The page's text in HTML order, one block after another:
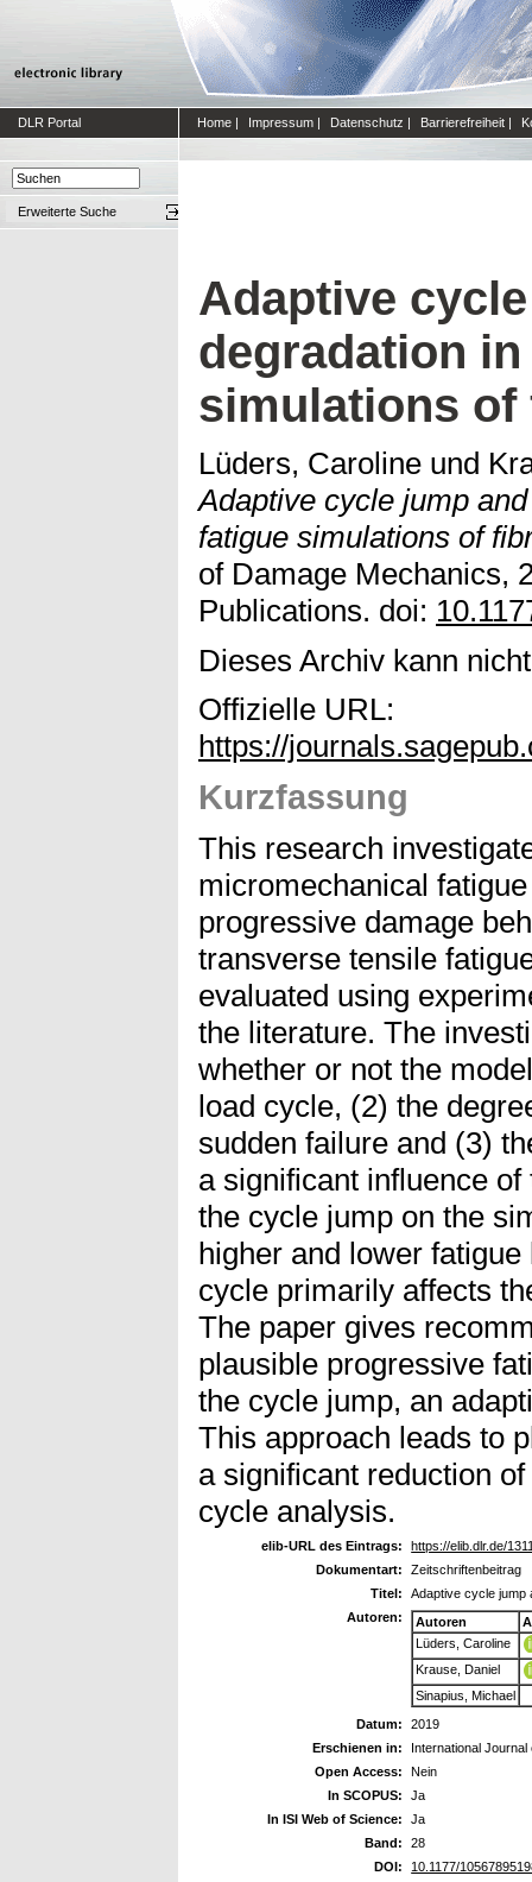
DLR Portal Home | Impressum | Datenschutz | Barrierefreiheit |
Erweiterte Suche
Adaptive
degradation
simulations
Lüders, Caroline und
Adaptive cycle jump
fatigue simulations of
of Damage Mechanics,
Publications. doi:
Dieses Archiv kann
Offizielle URL:
https://
Kurzfassung
This research
micromechanical
progressive damage
transverse tensile
evaluated using
the literature. The
whether or not the
load cycle, (2) the
sudden failure and (3)
a significant influence
the cycle jump on the
higher and lower
cycle primarily affects
The paper gives
plausible progressive
the cycle jump, an
This approach leads to
a significant reduction
cycle analysis.
elib-URL des Eintrags:
https://elib.dlr.de/
Dokumentart:
Zeitschriftenbeitrag
Titel:
Adaptive cycle jump
Autoren:
Autoren
Lüders, Caroline
Krause, Daniel
Sinapius, Michael
Datum:
2019
Erschienen in:
International
Open Access:
Nein
In SCOPUS:
Ja
In ISI Web of Science:
Ja
Band:
28
DOI:
10.1177/